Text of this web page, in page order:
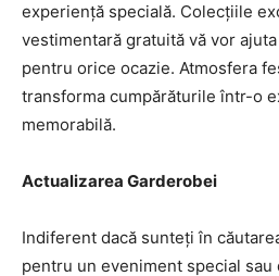
experiență specială. Colecțiile
vestimentară gratuită vă vor
pentru orice ocazie. Atmosfera
transforma cumpărăturile într-o
memorabilă.
Actualizarea Garderobei
Indiferent dacă sunteți în
pentru un eveniment special sau